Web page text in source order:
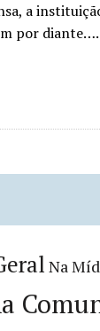
a
por diante….
Na